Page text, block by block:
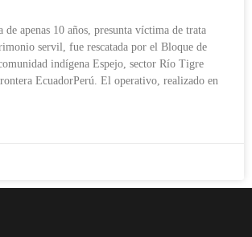
de apenas 10 años, presunta víctima de trata
servil, fue rescatada por el Bloque de
indígena Espejo, sector Río Tigre
EcuadorPerú. El operativo, realizado en